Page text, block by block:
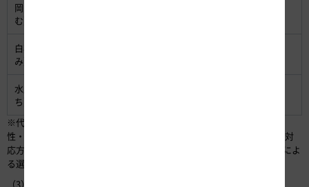
岡山 弘 （おかやま ひろ
む）
白石 真澄 （しらいし ます
み）
水尾 健一 （みずお けんい
ち）
※代表取締役および監査役の決定にあたっては、候補者の選考の公平
性・透明性を確保する観点から「特殊会社の役員人事に関する当面の対
応方針について」（2010年5月18日閣議決定）に基づく第三者委員会によ
る選考の妥当性の評価を経たもの（別添1）です。
（3）退任した役員